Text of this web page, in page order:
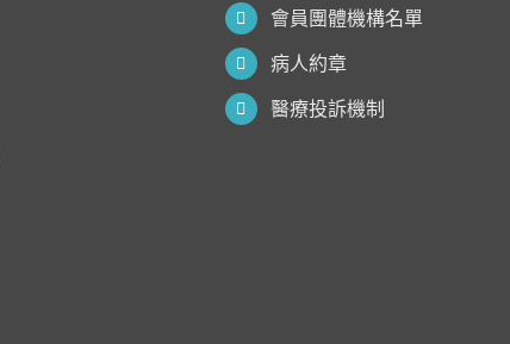
會員團體機構名單
病人約章
醫療投訴機制